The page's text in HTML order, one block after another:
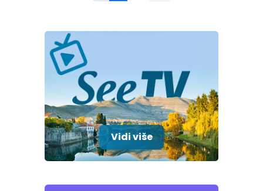
Vidi više